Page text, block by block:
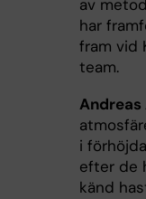
av
har
fram vid
team.
Andreas
i
efter de
känd